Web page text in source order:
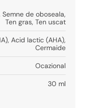
Semne de oboseala,
Ten gras, Ten uscat
, Acid lactic (AHA),
Cermaide
Ocazional
30 ml